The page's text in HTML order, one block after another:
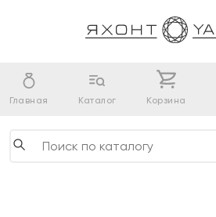
Главная Каталог Корзина